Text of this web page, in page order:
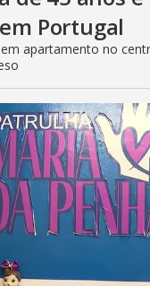
Portugal
apartamento no